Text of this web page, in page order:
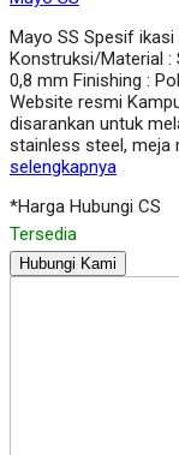
Mayo SS Spesif
Konstruksi/Material :
0,8 mm Finishing :
Website resmi
disarankan untuk
stainless steel, meja
selengkapnya
*Harga Hubungi CS
Tersedia
Hubungi Kami